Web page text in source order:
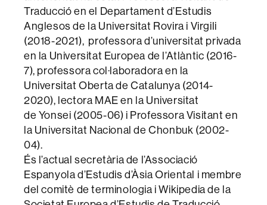
Traducció en el Departament d’Estudis
Anglesos de la Universitat Rovira i Virgili
(2018-2021), professora d’universitat privada
en la Universitat Europea de l’Atlàntic (2016-
7), professora col·laboradora en la
Universitat Oberta de Catalunya (2014-
2020), lectora MAE en la Universitat
de Yonsei (2005-06) i Professora Visitant en
la Universitat Nacional de Chonbuk (2002-
04).
És l’actual secretària de l’Associació
Espanyola d’Estudis d’Àsia Oriental i membre
del comitè de terminologia i Wikipedia de la